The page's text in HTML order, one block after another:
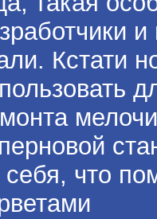
Кстати
себя, что